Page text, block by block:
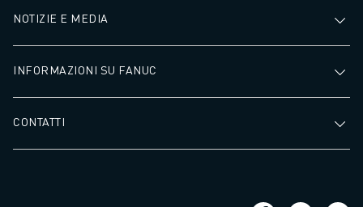
NOTIZIE E MEDIA
INFORMAZIONI SU FANUC
CONTATTI